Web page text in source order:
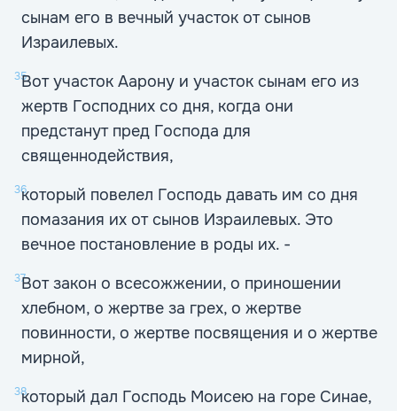
сынам его в вечный участок от сынов
Израилевых.
35Вот участок Аарону и участок сынам его из
жертв Господних со дня, когда они
предстанут пред Господа для
священнодействия,
36который повелел Господь давать им со дня
помазания их от сынов Израилевых. Это
вечное постановление в роды их. -
37Вот закон о всесожжении, о приношении
хлебном, о жертве за грех, о жертве
повинности, о жертве посвящения и о жертве
мирной,
38который дал Господь Моисею на горе Синае,